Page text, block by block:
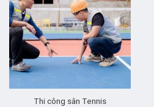
Thi công sân Tennis